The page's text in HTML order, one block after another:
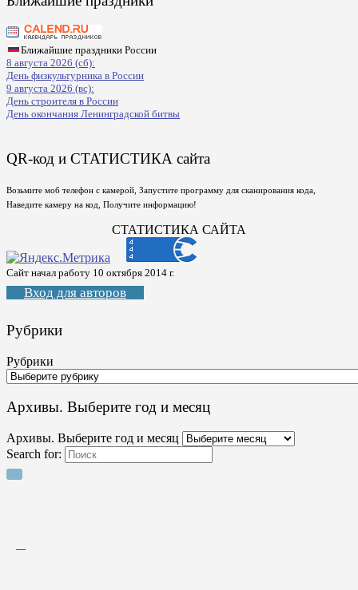
Ближайшие праздники России
8 августа 2026 (сб):
День физкультурника в России
9 августа 2026 (вс):
День строителя в России
День окончания Ленинградской битвы
QR-код и СТАТИСТИКА сайта
Возьмите моб телефон с камерой, Запустите программу для сканирования кода,
Наведите камеру на код, Получите информацию!
СТАТИСТИКА САЙТА
Сайт начал работу 10 октября 2014 г.
Вход для авторов
Рубрики
Рубрики
Архивы. Выберите год и месяц
Архивы. Выберите год и месяц
Search for: